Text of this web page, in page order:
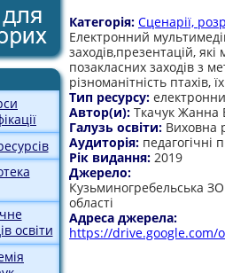
освіти
Категорія: Сценарії,
Електронний
заходів,презентацій,
позакласних заходів з
різноманітність птахів,
Тип ресурсу:
Автор(и): Ткачук Жанна
Галузь освіти: Виховна
Аудиторія: педагогічні
Рік видання: 2019
Джерело:
Кузьминогребельська
області
Адреса джерела:
https://drive.google.com/